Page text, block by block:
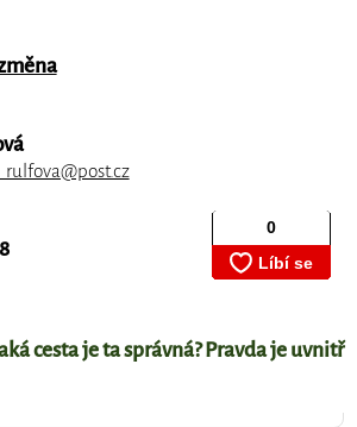
cesta je ta správná? Pravda je uvnitř